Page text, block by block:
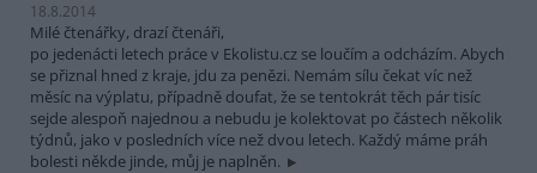
18.8.2014
Milé čtenářky, drazí čtenáři,
po jedenácti letech práce v Ekolistu.cz se loučím a odcházím. Abych
se přiznal hned z kraje, jdu za penězi. Nemám sílu čekat víc než
měsíc na výplatu, případně doufat, že se tentokrát těch pár tisíc
sejde alespoň najednou a nebudu je kolektovat po částech několik
týdnů, jako v posledních více než dvou letech. Každý máme práh
bolesti někde jinde, můj je naplněn.